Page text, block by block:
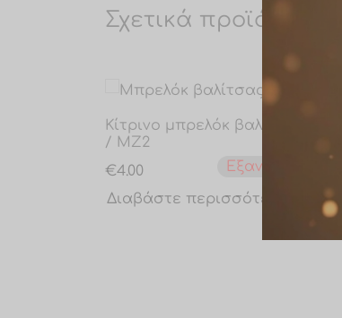
Σχετικά προϊόντα
Κίτρινο μπρελόκ βαλίτσας
/ MZ2
€4.00
Εξαντλημένο
Διαβάστε περισσότερα